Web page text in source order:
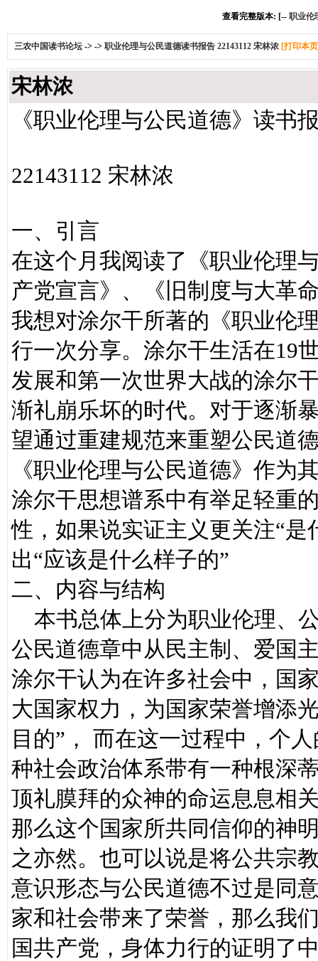
查看完整版本: [-- 职业伦
三农中国读书论坛 -> -> 职业伦理与公民道德读书报告 22143112 宋林浓 [打印本
宋林浓
《职业伦理与公民道德》读书
22143112 宋林浓
一、引言
在这个月我阅读了《职业伦理
产党宣言》、《旧制度与大革
我想对涂尔干所著的《职业伦
行一次分享。涂尔干生活在19
发展和第一次世界大战的涂尔
渐礼崩乐坏的时代。对于逐渐
望通过重建规范来重塑公民道
《职业伦理与公民道德》作为
涂尔干思想谱系中有举足轻重
性，如果说实证主义更关注“
出“应该是什么样子的”
二、内容与结构
本书总体上分为职业伦理、
公民道德章中从民主制、爱国
涂尔干认为在许多社会中，国
大国家权力，为国家荣誉增添
目的”， 而在这一过程中，个
种社会政治体系带有一种根深
顶礼膜拜的众神的命运息息相
那么这个国家所共同信仰的神
之亦然。也可以说是将公共宗
意识形态与公民道德不过是同
家和社会带来了荣誉，那么我
国共产党，身体力行的证明了